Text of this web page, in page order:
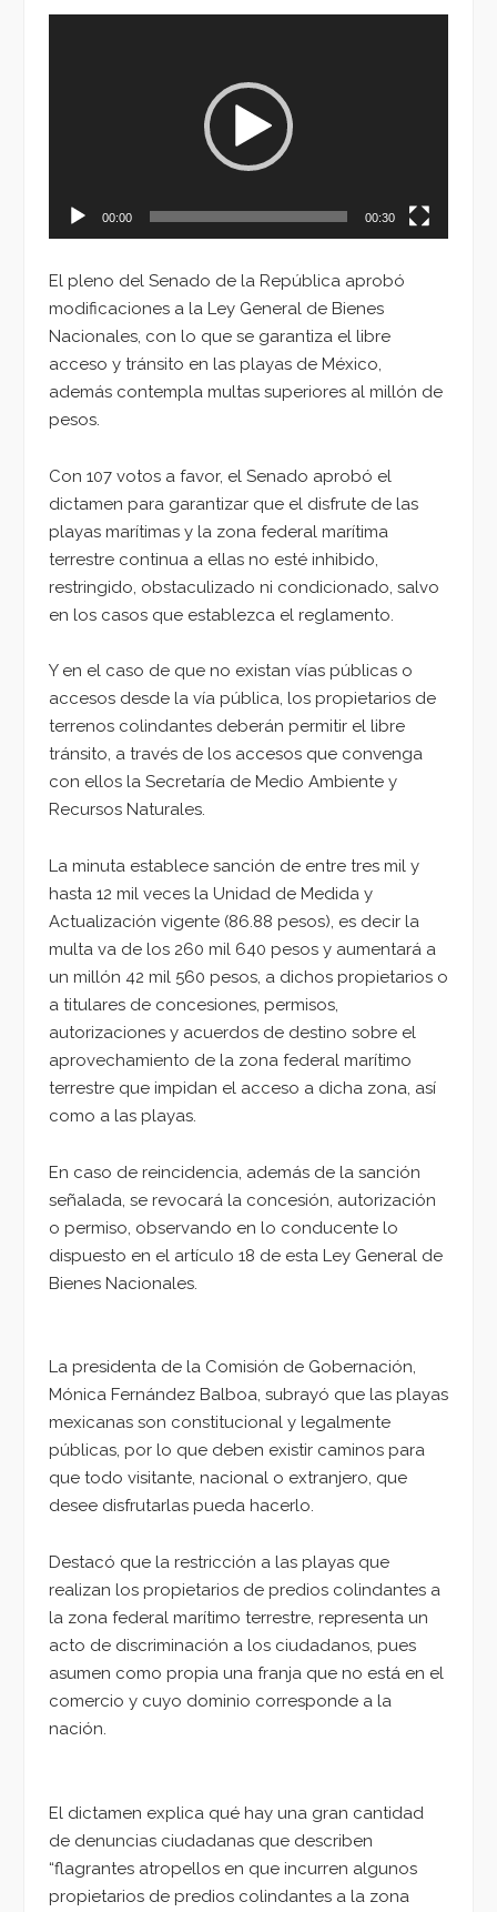
00:00 00:30
El pleno del Senado de la República aprobó
modificaciones a la Ley General de Bienes
Nacionales, con lo que se garantiza el libre
acceso y tránsito en las playas de México,
además contempla multas superiores al millón de
pesos.
Con 107 votos a favor, el Senado aprobó el
dictamen para garantizar que el disfrute de las
playas marítimas y la zona federal marítima
terrestre continua a ellas no esté inhibido,
restringido, obstaculizado ni condicionado, salvo
en los casos que establezca el reglamento.
Y en el caso de que no existan vías públicas o
accesos desde la vía pública, los propietarios de
terrenos colindantes deberán permitir el libre
tránsito, a través de los accesos que convenga
con ellos la Secretaría de Medio Ambiente y
Recursos Naturales.
La minuta establece sanción de entre tres mil y
hasta 12 mil veces la Unidad de Medida y
Actualización vigente (86.88 pesos), es decir la
multa va de los 260 mil 640 pesos y aumentará a
un millón 42 mil 560 pesos, a dichos propietarios o
a titulares de concesiones, permisos,
autorizaciones y acuerdos de destino sobre el
aprovechamiento de la zona federal marítimo
terrestre que impidan el acceso a dicha zona, así
como a las playas.
En caso de reincidencia, además de la sanción
señalada, se revocará la concesión, autorización
o permiso, observando en lo conducente lo
dispuesto en el artículo 18 de esta Ley General de
Bienes Nacionales.
La presidenta de la Comisión de Gobernación,
Mónica Fernández Balboa, subrayó que las playas
mexicanas son constitucional y legalmente
públicas, por lo que deben existir caminos para
que todo visitante, nacional o extranjero, que
desee disfrutarlas pueda hacerlo.
Destacó que la restricción a las playas que
realizan los propietarios de predios colindantes a
la zona federal marítimo terrestre, representa un
acto de discriminación a los ciudadanos, pues
asumen como propia una franja que no está en el
comercio y cuyo dominio corresponde a la
nación.
El dictamen explica qué hay una gran cantidad
de denuncias ciudadanas que describen
“flagrantes atropellos en que incurren algunos
propietarios de predios colindantes a la zona